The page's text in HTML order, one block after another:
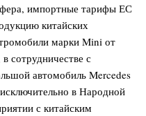
импортные тарифы ЕС
китайских
марки Mini от
сотрудничестве с
автомобиль Mercedes
в Народной
с китайским